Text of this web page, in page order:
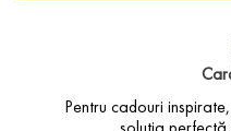
Pentru cadouri